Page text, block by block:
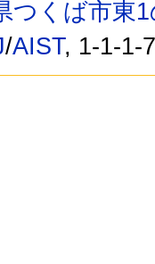
つくば市東
/AIST, 1-1-1-